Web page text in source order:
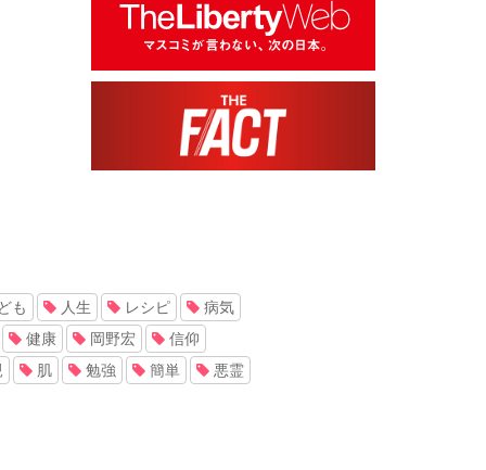
も 人生 レシピ
病気
健康
岡野宏
信仰
肌 勉強 簡単 悪霊